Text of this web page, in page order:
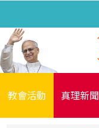
教會活動 真理新聞